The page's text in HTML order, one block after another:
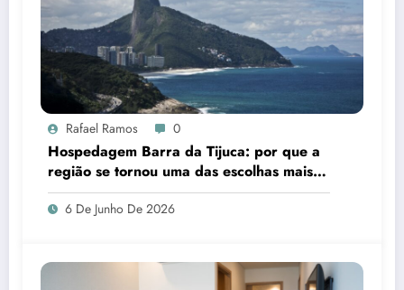
Rafael Ramos 0
Hospedagem Barra da Tijuca: por que a
região se tornou uma das escolhas mais
inteligentes para quem visita o Rio de
Janeiro
6 De Junho De 2026